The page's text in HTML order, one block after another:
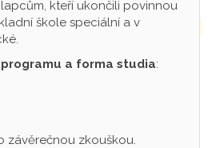
kteří ukončili povinnou
škole speciální a v
a forma studia:
závěrečnou zkouškou.